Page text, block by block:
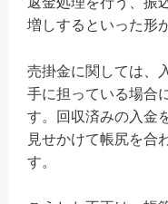
増しするといった形
売掛金に関しては、
手に担っている場合
す。回収済みの入金
見せかけて帳尻を合
す。